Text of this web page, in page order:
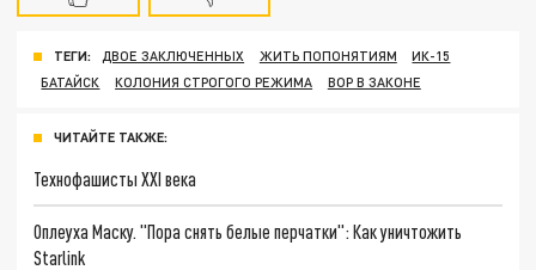
ТЕГИ: ДВОЕ ЗАКЛЮЧЕННЫХ ЖИТЬ ПОПОНЯТИЯМ
ИК-15
БАТАЙСК
КОЛОНИЯ СТРОГОГО РЕЖИМА ВОР В ЗАКОНЕ
ЧИТАЙТЕ ТАКЖЕ:
Технофашисты XXI века
Оплеуха Маску. "Пора снять белые перчатки": Как уничтожить
Starlink